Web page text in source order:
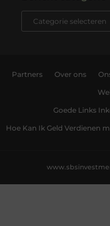
Partners Over ons
Goede Links
Hoe Kan Ik Geld Verdienen